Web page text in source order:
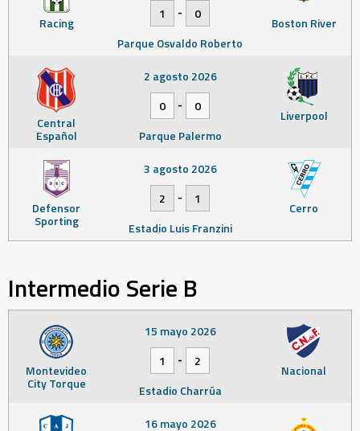
Racing Boston River
1
-
0
Parque Osvaldo Roberto
Central
Español
Liverpool
2 agosto 2026
0
-
0
Parque Palermo
Defensor
Sporting
Cerro
3 agosto 2026
2
-
1
Estadio Luis Franzini
Intermedio Serie B
Montevideo
City Torque
Nacional
15 mayo 2026
1
-
2
Estadio Charrúa
16 mayo 2026